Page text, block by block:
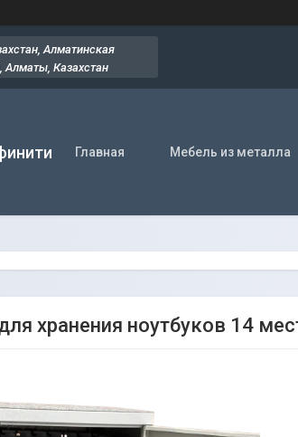
Алматинская
Алматы, Казахстан
Главная Мебель из металла
хранения ноутбуков 14